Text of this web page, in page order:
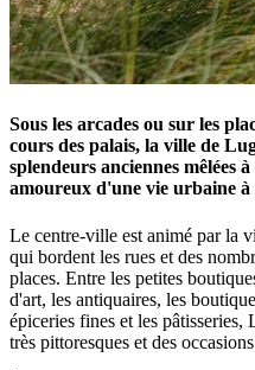
Sous les arcades ou sur les
cours des palais, la ville de
splendeurs anciennes mêlées
amoureux d'une vie urbaine
Le centre-ville est animé par la
qui bordent les rues et des
places. Entre les petites
d'art, les antiquaires, les
épiceries fines et les pâtisseries,
très pittoresques et des